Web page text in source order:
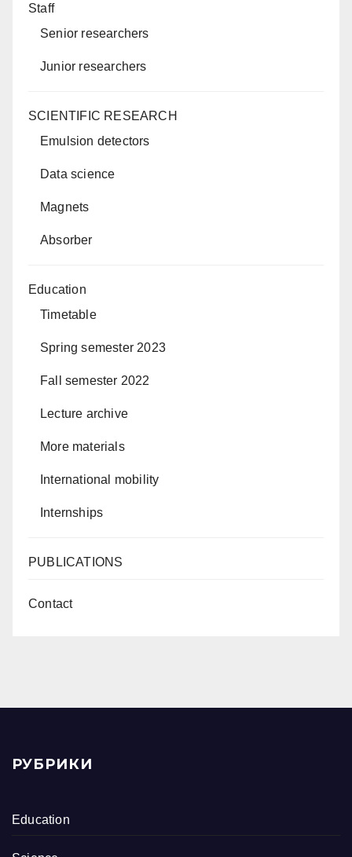
Staff
Senior researchers
Junior researchers
SCIENTIFIC RESEARCH
Emulsion detectors
Data science
Magnets
Absorber
Education
Timetable
Spring semester 2023
Fall semester 2022
Lecture archive
More materials
International mobility
Internships
PUBLICATIONS
Contact
РУБРИКИ
Education